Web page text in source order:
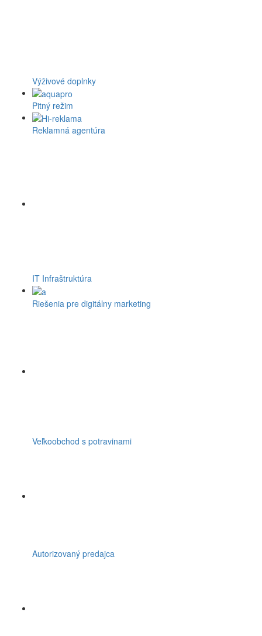
Výživové doplnky
Pitný režim
Reklamná agentúra
IT Infraštruktúra
Riešenia pre digitálny marketing
Veľkoobchod s potravinami
Autorizovaný predajca